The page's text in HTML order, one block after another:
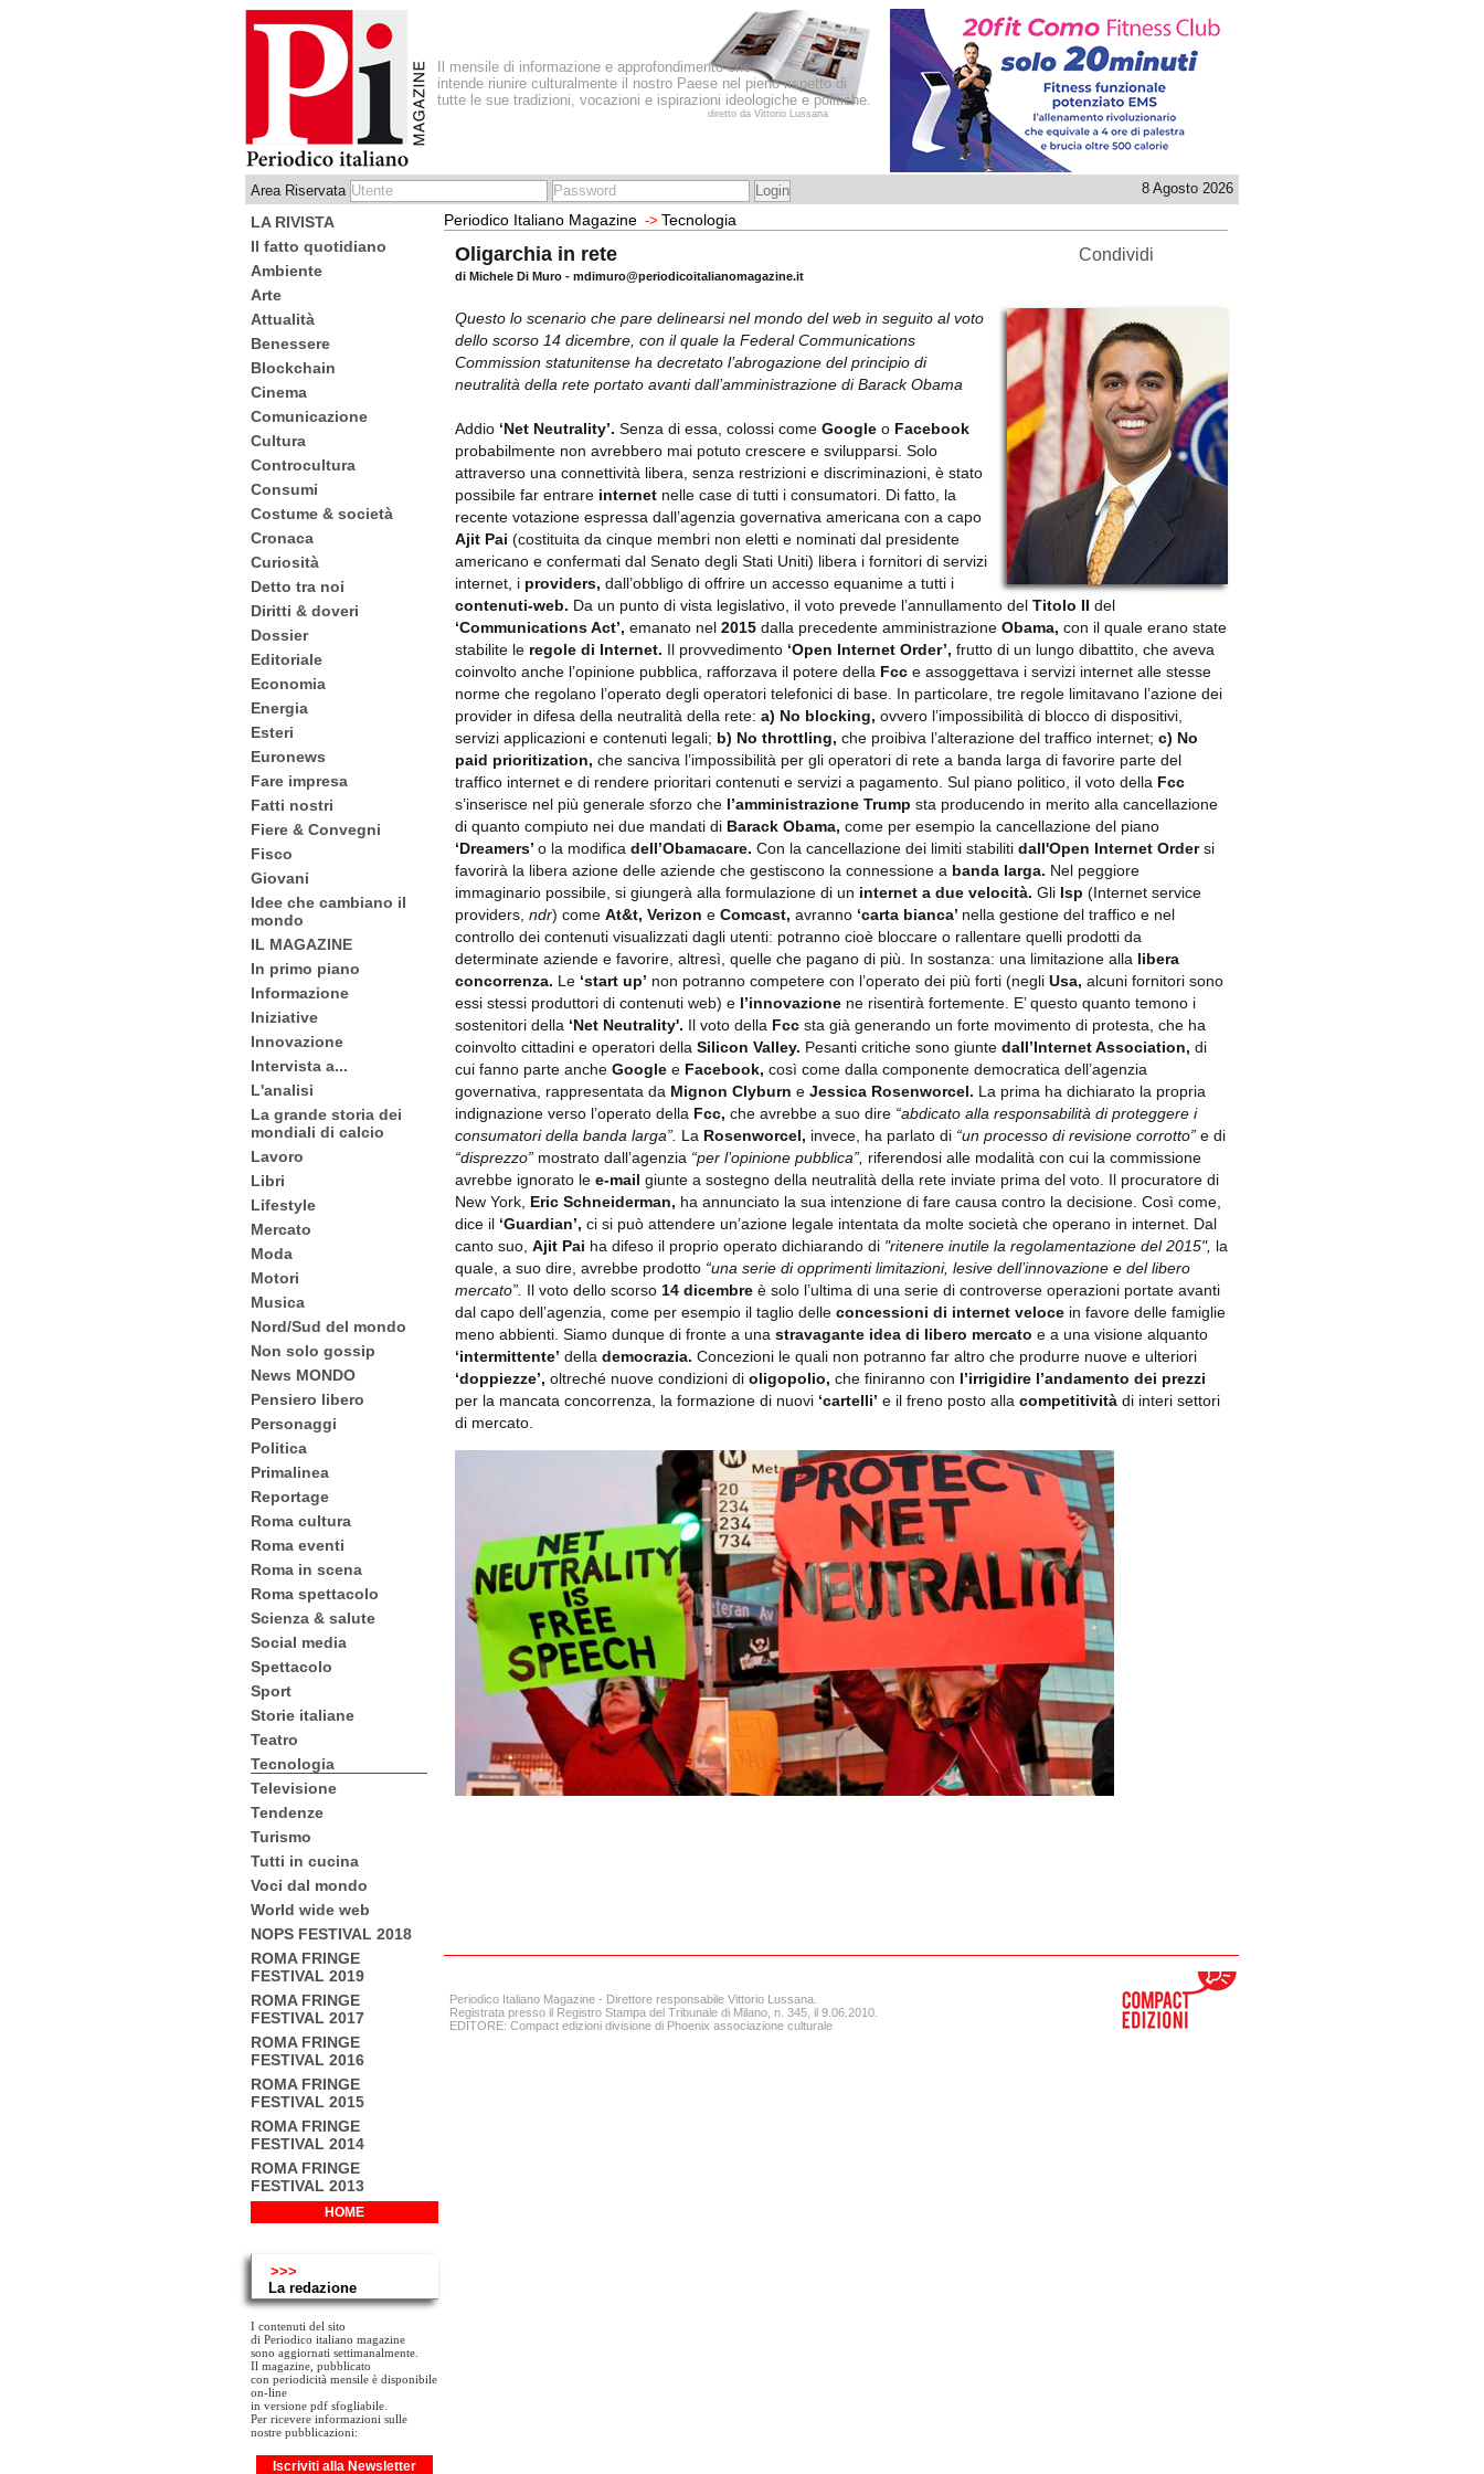
Il mensile di informazione e approfondimento che
intende riunire culturalmente il nostro Paese nel pieno rispetto di
tutte le sue tradizioni, vocazioni e ispirazioni ideologiche e politiche.
diretto da Vittorio Lussana
Area Riservata 8 Agosto 2026
LA RIVISTA
Il fatto quotidiano
Ambiente
Arte
Attualità
Benessere
Blockchain
Cinema
Comunicazione
Cultura
Controcultura
Consumi
Costume & società
Cronaca
Curiosità
Detto tra noi
Diritti & doveri
Dossier
Editoriale
Economia
Energia
Esteri
Euronews
Fare impresa
Fatti nostri
Fiere & Convegni
Fisco
Giovani
Idee che cambiano il
mondo
IL MAGAZINE
In primo piano
Informazione
Iniziative
Innovazione
Intervista a...
L'analisi
La grande storia dei
mondiali di calcio
Lavoro
Libri
Lifestyle
Mercato
Moda
Motori
Musica
Nord/Sud del mondo
Non solo gossip
News MONDO
Pensiero libero
Personaggi
Politica
Primalinea
Reportage
Roma cultura
Roma eventi
Roma in scena
Roma spettacolo
Scienza & salute
Social media
Spettacolo
Sport
Storie italiane
Teatro
Tecnologia
Televisione
Tendenze
Turismo
Tutti in cucina
Voci dal mondo
World wide web
NOPS FESTIVAL 2018
ROMA FRINGE
FESTIVAL 2019
ROMA FRINGE
FESTIVAL 2017
ROMA FRINGE
FESTIVAL 2016
ROMA FRINGE
FESTIVAL 2015
ROMA FRINGE
FESTIVAL 2014
ROMA FRINGE
FESTIVAL 2013
HOME
>>>
La redazione
I contenuti del sito
di Periodico italiano magazine
sono aggiornati settimanalmente.
Il magazine, pubblicato
con periodicità mensile è disponibile
on-line
in versione pdf sfogliabile.
Per ricevere informazioni sulle
nostre pubblicazioni:
Iscriviti alla Newsletter
Periodico Italiano Magazine -> Tecnologia
Oligarchia in rete
di Michele Di Muro - mdimuro@periodicoitalianomagazine.it
Condividi
Questo lo scenario che pare delinearsi nel mondo del web in seguito al voto
dello scorso 14 dicembre, con il quale la Federal Communications
Commission statunitense ha decretato l’abrogazione del principio di
neutralità della rete portato avanti dall’amministrazione di Barack Obama
Addio ‘Net Neutrality’. Senza di essa, colossi come Google o Facebook
probabilmente non avrebbero mai potuto crescere e svilupparsi. Solo
attraverso una connettività libera, senza restrizioni e discriminazioni, è stato
possibile far entrare internet nelle case di tutti i consumatori. Di fatto, la
recente votazione espressa dall’agenzia governativa americana con a capo
Ajit Pai (costituita da cinque membri non eletti e nominati dal presidente
americano e confermati dal Senato degli Stati Uniti) libera i fornitori di servizi
internet, i providers, dall’obbligo di offrire un accesso equanime a tutti i
contenuti-web. Da un punto di vista legislativo, il voto prevede l’annullamento del Titolo II del
‘Communications Act’, emanato nel 2015 dalla precedente amministrazione Obama, con il quale erano state
stabilite le regole di Internet. Il provvedimento ‘Open Internet Order’, frutto di un lungo dibattito, che aveva
coinvolto anche l’opinione pubblica, rafforzava il potere della Fcc e assoggettava i servizi internet alle stesse
norme che regolano l’operato degli operatori telefonici di base. In particolare, tre regole limitavano l’azione dei
provider in difesa della neutralità della rete: a) No blocking, ovvero l’impossibilità di blocco di dispositivi,
servizi applicazioni e contenuti legali; b) No throttling, che proibiva l’alterazione del traffico internet; c) No
paid prioritization, che sanciva l’impossibilità per gli operatori di rete a banda larga di favorire parte del
traffico internet e di rendere prioritari contenuti e servizi a pagamento. Sul piano politico, il voto della Fcc
s’inserisce nel più generale sforzo che l’amministrazione Trump sta producendo in merito alla cancellazione
di quanto compiuto nei due mandati di Barack Obama, come per esempio la cancellazione del piano
‘Dreamers’ o la modifica dell’Obamacare. Con la cancellazione dei limiti stabiliti dall'Open Internet Ordersi
favorirà la libera azione delle aziende che gestiscono la connessione a banda larga. Nel peggiore
immaginario possibile, si giungerà alla formulazione di un internet a due velocità. Gli Isp (Internet service
providers, ndr) come At&t, Verizon e Comcast, avranno ‘carta bianca’ nella gestione del traffico e nel
controllo dei contenuti visualizzati dagli utenti: potranno cioè bloccare o rallentare quelli prodotti da
determinate aziende e favorire, altresì, quelle che pagano di più. In sostanza: una limitazione alla libera
concorrenza. Le ‘start up’ non potranno competere con l’operato dei più forti (negli Usa, alcuni fornitori sono
essi stessi produttori di contenuti web) e l’innovazione ne risentirà fortemente. E’ questo quanto temono i
sostenitori della ‘Net Neutrality'. Il voto della Fcc sta già generando un forte movimento di protesta, che ha
coinvolto cittadini e operatori della Silicon Valley. Pesanti critiche sono giunte dall’Internet Association, di
cui fanno parte anche Google e Facebook, così come dalla componente democratica dell’agenzia
governativa, rappresentata da Mignon Clyburn e Jessica Rosenworcel. La prima ha dichiarato la propria
indignazione verso l’operato della Fcc, che avrebbe a suo dire “abdicato alla responsabilità di proteggere i
consumatori della banda larga”. La Rosenworcel, invece, ha parlato di “un processo di revisione corrotto” e di
“disprezzo” mostrato dall’agenzia “per l’opinione pubblica”, riferendosi alle modalità con cui la commissione
avrebbe ignorato le e-mail giunte a sostegno della neutralità della rete inviate prima del voto. Il procuratore di
New York, Eric Schneiderman, ha annunciato la sua intenzione di fare causa contro la decisione. Così come,
dice il ‘Guardian’, ci si può attendere un’azione legale intentata da molte società che operano in internet. Dal
canto suo, Ajit Pai ha difeso il proprio operato dichiarando di "ritenere inutile la regolamentazione del 2015", la
quale, a suo dire, avrebbe prodotto “una serie di opprimenti limitazioni, lesive dell’innovazione e del libero
mercato”. Il voto dello scorso 14 dicembre è solo l’ultima di una serie di controverse operazioni portate avanti
dal capo dell’agenzia, come per esempio il taglio delle concessioni di internet veloce in favore delle famiglie
meno abbienti. Siamo dunque di fronte a una stravagante idea di libero mercato e a una visione alquanto
‘intermittente’ della democrazia. Concezioni le quali non potranno far altro che produrre nuove e ulteriori
‘doppiezze’, oltreché nuove condizioni di oligopolio, che finiranno con l’irrigidire l’andamento dei prezzi
per la mancata concorrenza, la formazione di nuovi ‘cartelli’ e il freno posto alla competitività di interi settori
di mercato.
Periodico Italiano Magazine - Direttore responsabile Vittorio Lussana.
Registrata presso il Registro Stampa del Tribunale di Milano, n. 345, il 9.06.2010.
EDITORE: Compact edizioni divisione di Phoenix associazione culturale